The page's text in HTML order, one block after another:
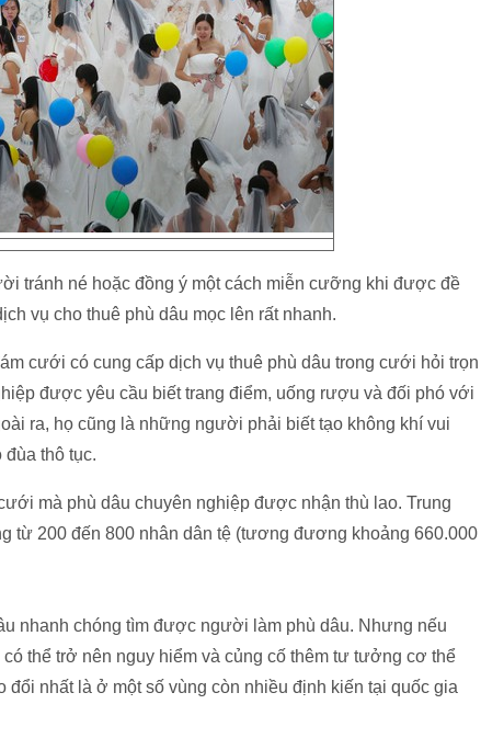
tránh né hoặc đồng ý một cách miễn cưỡng khi được đề
vụ cho thuê phù dâu mọc lên rất nhanh.
cưới có cung cấp dịch vụ thuê phù dâu trong cưới hỏi trọn
được yêu cầu biết trang điểm, uống rượu và đối phó với
ra, họ cũng là những người phải biết tạo không khí vui
thô tục.
mà phù dâu chuyên nghiệp được nhận thù lao. Trung
từ 200 đến 800 nhân dân tệ (tương đương khoảng 660.000
nhanh chóng tìm được người làm phù dâu. Nhưng nếu
thể trở nên nguy hiểm và củng cố thêm tư tưởng cơ thể
nhất là ở một số vùng còn nhiều định kiến tại quốc gia